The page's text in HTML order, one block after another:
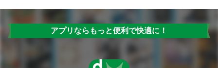
アプリならもっと便利で快適に！